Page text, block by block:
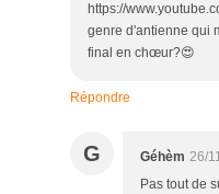
https://
genre d'antienne qui
final en chœur?😍
Répondre
G Géhèm 26/
Pas tout de